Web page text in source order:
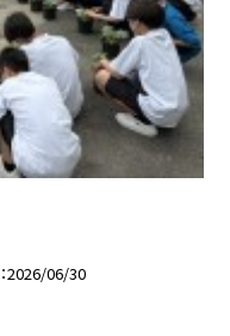
2026/06/30